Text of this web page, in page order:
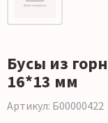
Бусы из
16*13 мм
Артикул: Б00000422